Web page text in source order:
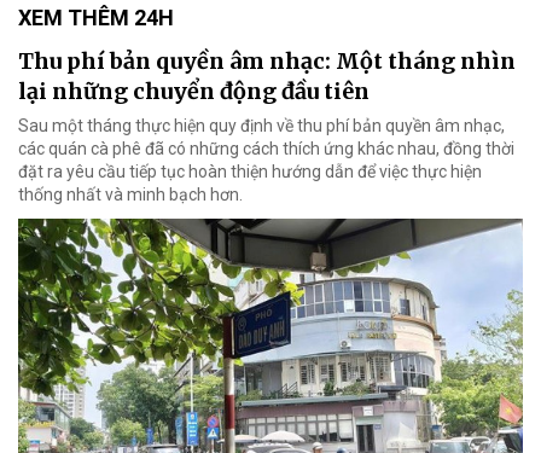
XEM THÊM 24H
Thu phí bản quyền âm nhạc: Một tháng nhìn
lại những chuyển động đầu tiên
Sau một tháng thực hiện quy định về thu phí bản quyền âm nhạc,
các quán cà phê đã có những cách thích ứng khác nhau, đồng thời
đặt ra yêu cầu tiếp tục hoàn thiện hướng dẫn để việc thực hiện
thống nhất và minh bạch hơn.